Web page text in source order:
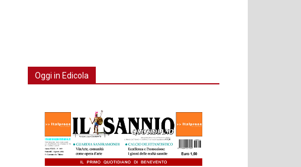
Oggi in Edicola